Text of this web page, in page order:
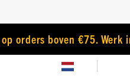
orders boven €75. Werk